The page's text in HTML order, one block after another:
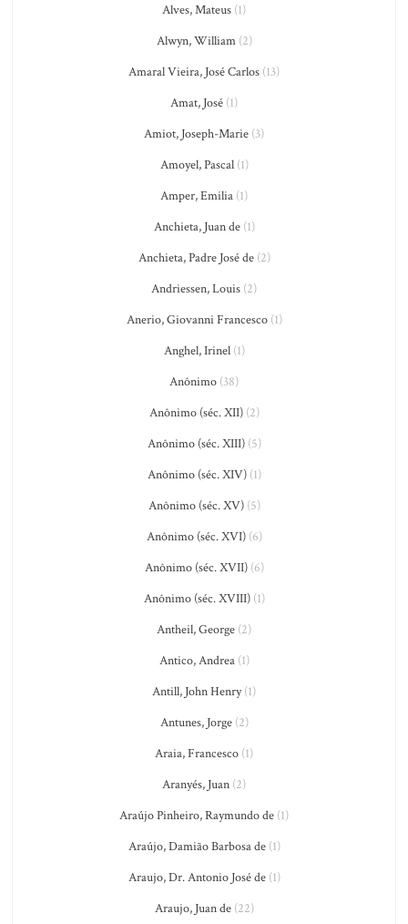
Alves, Mateus (1)
Alwyn, William(2)
Amaral Vieira, José Carlos (13)
Amat, José (1)
Amiot, Joseph-Marie (3)
Amoyel, Pascal(1)
Amper, Emilia (1)
Anchieta, Juan de(1)
Anchieta, Padre José de(2)
Andriessen, Louis (2)
Anerio, Giovanni Francesco(1)
Anghel, Irinel(1)
Anônimo (38)
Anônimo (séc. XII)(2)
Anônimo (séc. XIII)(5)
Anônimo (séc. XIV)(1)
Anônimo (séc. XV)(5)
Anônimo (séc. XVI)(6)
Anônimo (séc. XVII)(6)
Anônimo (séc. XVIII)(1)
Antheil, George (2)
Antico, Andrea(1)
Antill, John Henry(1)
Antunes, Jorge(2)
Araia, Francesco (1)
Aranyés, Juan (2)
Araújo Pinheiro, Raymundo de (1)
Araújo, Damião Barbosa de(1)
Araujo, Dr. Antonio José de(1)
Araujo, Juan de(22)